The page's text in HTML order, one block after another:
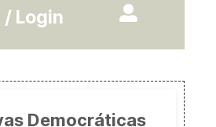
Login
Democráticas